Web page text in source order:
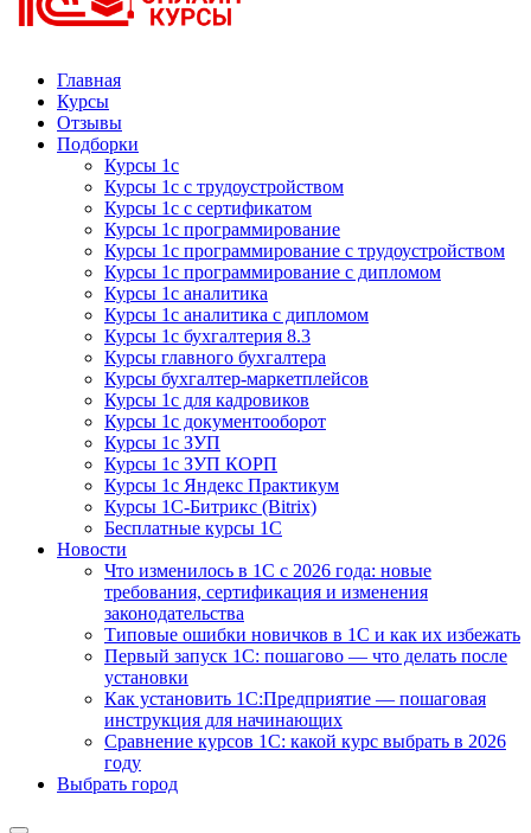
Курсы 1С
Курсы 1С официальная сертификация
Главная
Курсы
Отзывы
Подборки
Курсы 1с
Курсы 1с с трудоустройством
Курсы 1с с сертификатом
Курсы 1с программирование
Курсы 1с программирование с трудоустройством
Курсы 1с программирование с дипломом
Курсы 1с аналитика
Курсы 1с аналитика с дипломом
Курсы 1с бухгалтерия 8.3
Курсы главного бухгалтера
Курсы бухгалтер-маркетплейсов
Курсы 1с для кадровиков
Курсы 1с документооборот
Курсы 1с ЗУП
Курсы 1с ЗУП КОРП
Курсы 1с Яндекс Практикум
Курсы 1С-Битрикс (Bitrix)
Бесплатные курсы 1С
Новости
Что изменилось в 1С с 2026 года: новые
требования, сертификация и изменения
законодательства
Типовые ошибки новичков в 1С и как их избежать
Первый запуск 1С: пошагово — что делать после
установки
Как установить 1С:Предприятие — пошаговая
инструкция для начинающих
Сравнение курсов 1С: какой курс выбрать в 2026
году
Выбрать город